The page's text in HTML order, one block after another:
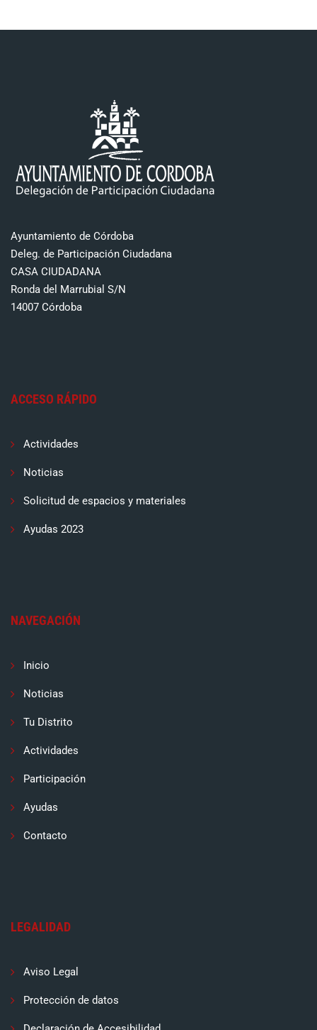
Ayuntamiento de Córdoba
Deleg. de Participación Ciudadana
CASA CIUDADANA
Ronda del Marrubial S/N
14007 Córdoba
ACCESO RÁPIDO
Actividades
Noticias
Solicitud de espacios y materiales
Ayudas 2023
NAVEGACIÓN
Inicio
Noticias
Tu Distrito
Actividades
Participación
Ayudas
Contacto
LEGALIDAD
Aviso Legal
Protección de datos